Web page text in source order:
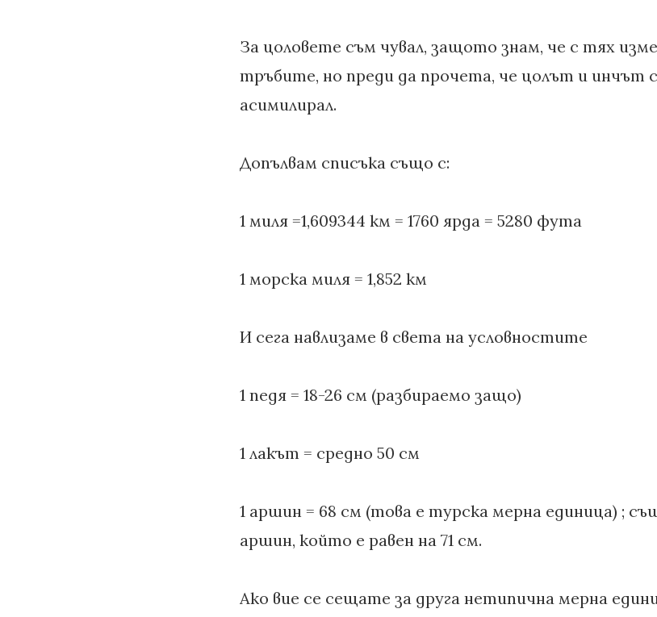
За цоловете съм чувал, защото знам, че с тях
тръбите, но преди да прочета, че цолът и инчът
асимилирал.
Допълвам списъка също с:
1 миля =1,609344 км = 1760 ярда = 5280 фута
1 морска миля = 1,852 км
И сега навлизаме в света на условностите
1 педя = 18-26 см (разбираемо защо)
1 лакът = средно 50 см
1 аршин = 68 см (това е турска мерна единица) ;
аршин, който е равен на 71 см.
Ако вие се сещате за друга нетипична мерна